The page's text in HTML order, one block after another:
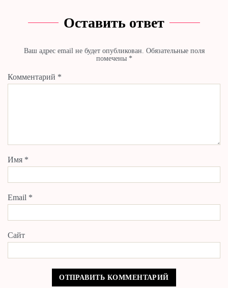
Оставить ответ
Ваш адрес email не будет опубликован. Обязательные поля
помечены *
Комментарий *
Имя *
Email *
Сайт